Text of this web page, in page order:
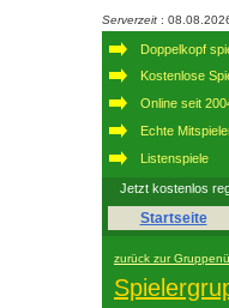
Serverzeit :
Doppelkopf
Kostenlose
Online seit
Echte
Listenspiele
Jetzt kostenlos
Startseite
zurück zur